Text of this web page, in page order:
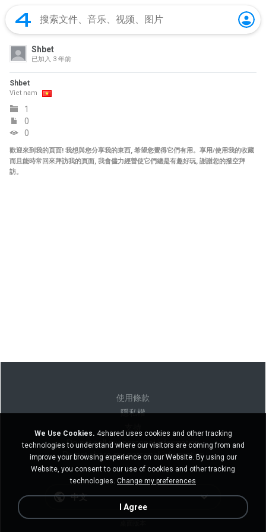
Shbet
已加入 3 年前
Shbet
Viet nam
1
0
0
歡迎來到我的頁面! 我想與您分享我的東西, 希望您覺得它們有用。享用/使用我的收藏
而且能時常回來拜訪我的頁面, 我會儘力經營使它們總是有趣好玩, 謝謝您的撥空拜
訪。
使用條款
隱私權
Do not sell my personal information
Do not share my personal information
中文
We Use Cookies. 4shared uses cookies and other tracking
technologies to understand where our visitors are coming from and
improve your browsing experience on our Website. By using our
Website, you consent to our use of cookies and other tracking
technologies. Change my preferences
I Agree